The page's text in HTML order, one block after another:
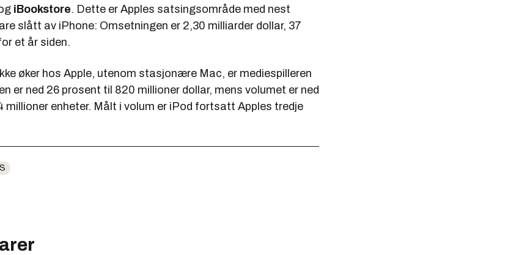
iBookstore. Dette er Apples satsingsområde med nest
slått av iPhone: Omsetningen er 2,30 milliarder dollar, 37
et år siden.
øker hos Apple, utenom stasjonære Mac, er mediespilleren
er ned 26 prosent til 820 millioner dollar, mens volumet er ned
millioner enheter. Målt i volum er iPod fortsatt Apples tredje